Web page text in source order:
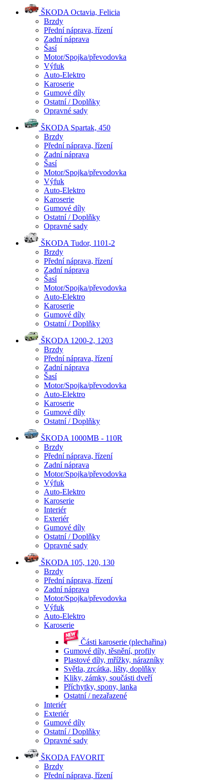
ŠKODA Octavia, Felicia
Brzdy
Přední náprava, řízení
Zadní náprava
Šasí
Motor/Spojka/převodovka
Výfuk
Auto-Elektro
Karoserie
Gumové díly
Ostatní / Doplňky
Opravné sady
ŠKODA Spartak, 450
Brzdy
Přední náprava, řízení
Zadní náprava
Šasí
Motor/Spojka/převodovka
Výfuk
Auto-Elektro
Karoserie
Gumové díly
Ostatní / Doplňky
Opravné sady
ŠKODA Tudor, 1101-2
Brzdy
Přední náprava, řízení
Zadní náprava
Šasí
Motor/Spojka/převodovka
Auto-Elektro
Karoserie
Gumové díly
Ostatní / Doplňky
ŠKODA 1200-2, 1203
Brzdy
Přední náprava, řízení
Zadní náprava
Šasí
Motor/Spojka/převodovka
Auto-Elektro
Karoserie
Gumové díly
Ostatní / Doplňky
ŠKODA 1000MB - 110R
Brzdy
Přední náprava, řízení
Zadní náprava
Motor/Spojka/převodovka
Výfuk
Auto-Elektro
Karoserie
Interiér
Exteriér
Gumové díly
Ostatní / Doplňky
Opravné sady
ŠKODA 105, 120, 130
Brzdy
Přední náprava, řízení
Zadní náprava
Motor/Spojka/převodovka
Výfuk
Auto-Elektro
Karoserie
Části karoserie (plechařina)
Gumové díly, těsnění, profily
Plastové díly, mřížky, nárazníky
Světla, zrcátka, lišty, doplňky
Kliky, zámky, součásti dveří
Příchytky, spony, lanka
Ostatní / nezařazené
Interiér
Exteriér
Gumové díly
Ostatní / Doplňky
Opravné sady
ŠKODA FAVORIT
Brzdy
Přední náprava, řízení